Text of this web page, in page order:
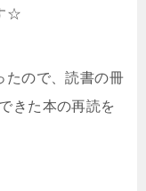
☆
たので、読書の冊
きた本の再読を